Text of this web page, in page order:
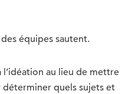
équipes sautent.
au lieu de mettre
quels sujets et